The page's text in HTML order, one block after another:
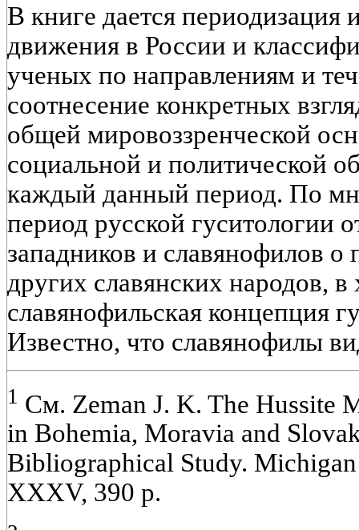
В книге дается периодизация
движения в России и
ученых по направлениям и
соотнесение конкретных
общей мировоззренческой
социальной и политической
каждый данный период. По
период русской гуситологии
западников и славянофилов о
других славянских народов,
славянофильская концепция
Известно, что славянофилы
1 См. Zeman J. K. The Hussite
in Bohemia, Moravia and
Bibliographical Study.
XXXV, 390 p.